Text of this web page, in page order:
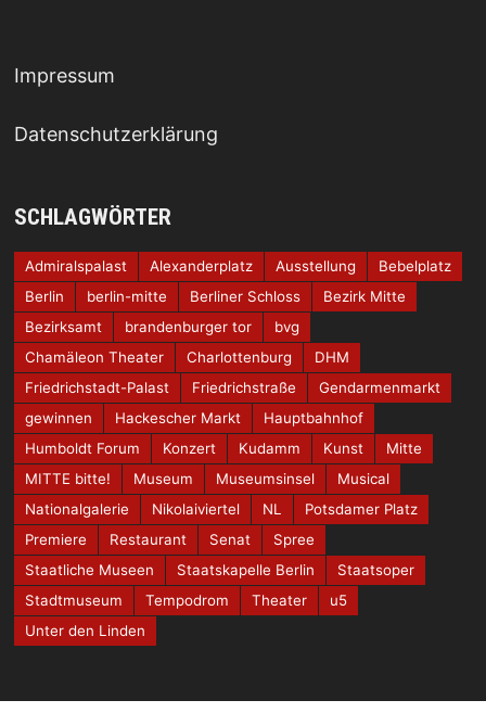
Impressum
Datenschutzerklärung
SCHLAGWÖRTER
Admiralspalast Alexanderplatz Ausstellung
Bebelplatz
Berlin
berlin-mitte Berliner Schloss
Bezirk Mitte
Bezirksamt
brandenburger tor
bvg
Chamäleon Theater
Charlottenburg
DHM
Friedrichstadt-Palast
Friedrichstraße
Gendarmenmarkt
gewinnen
Hackescher Markt
Hauptbahnhof
Humboldt Forum
Konzert Kudamm Kunst
Mitte
MITTE bitte!
Museum Museumsinsel
Musical
Nationalgalerie
Nikolaiviertel NL
Potsdamer Platz
Premiere
Restaurant Senat
Spree
Staatliche Museen
Staatskapelle Berlin
Staatsoper
Stadtmuseum
Tempodrom Theater
u5
Unter den Linden